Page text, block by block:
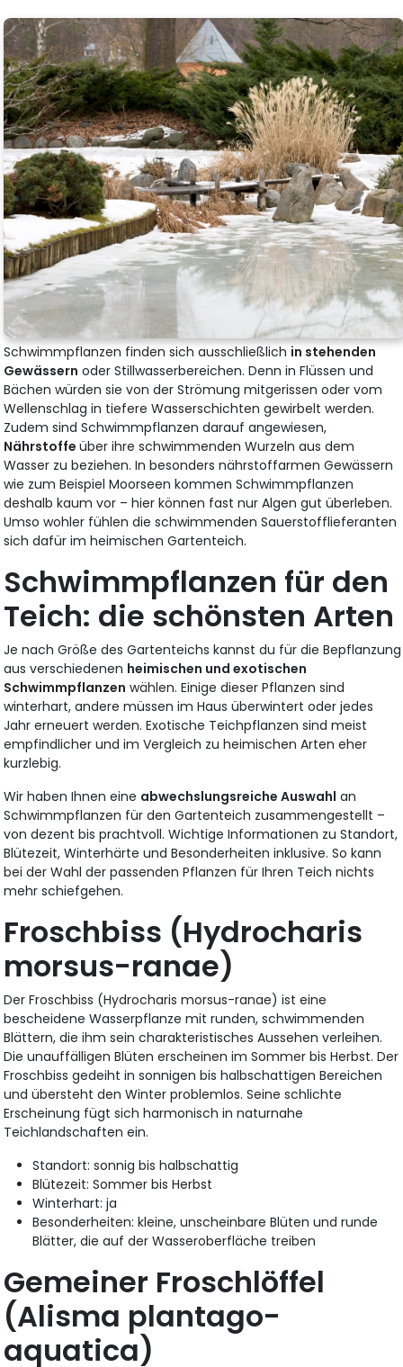
Schwimmpflanzen finden sich ausschließlich in stehenden
Gewässern oder Stillwasserbereichen. Denn in Flüssen und
Bächen würden sie von der Strömung mitgerissen oder vom
Wellenschlag in tiefere Wasserschichten gewirbelt werden.
Zudem sind Schwimmpflanzen darauf angewiesen,
Nährstoffeüber ihre schwimmenden Wurzeln aus dem
Wasser zu beziehen. In besonders nährstoffarmen Gewässern
wie zum Beispiel Moorseen kommen Schwimmpflanzen
deshalb kaum vor – hier können fast nur Algen gut überleben.
Umso wohler fühlen die schwimmenden Sauerstofflieferanten
sich dafür im heimischen Gartenteich.
Schwimmpflanzen für den
Teich: die schönsten Arten
Je nach Größe des Gartenteichs kannst du für die Bepflanzung
aus verschiedenen heimischen und exotischen
Schwimmpflanzen wählen. Einige dieser Pflanzen sind
winterhart, andere müssen im Haus überwintert oder jedes
Jahr erneuert werden. Exotische Teichpflanzen sind meist
empfindlicher und im Vergleich zu heimischen Arten eher
kurzlebig.
Wir haben Ihnen eine abwechslungsreiche Auswahl an
Schwimmpflanzen für den Gartenteich zusammengestellt –
von dezent bis prachtvoll. Wichtige Informationen zu Standort,
Blütezeit, Winterhärte und Besonderheiten inklusive. So kann
bei der Wahl der passenden Pflanzen für Ihren Teich nichts
mehr schiefgehen.
Froschbiss (Hydrocharis
morsus-ranae)
Der Froschbiss (Hydrocharis morsus-ranae) ist eine
bescheidene Wasserpflanze mit runden, schwimmenden
Blättern, die ihm sein charakteristisches Aussehen verleihen.
Die unauffälligen Blüten erscheinen im Sommer bis Herbst. Der
Froschbiss gedeiht in sonnigen bis halbschattigen Bereichen
und übersteht den Winter problemlos. Seine schlichte
Erscheinung fügt sich harmonisch in naturnahe
Teichlandschaften ein.
Standort: sonnig bis halbschattig
Blütezeit: Sommer bis Herbst
Winterhart: ja
Besonderheiten: kleine, unscheinbare Blüten und runde
Blätter, die auf der Wasseroberfläche treiben
Gemeiner Froschlöffel
(Alisma plantago-
aquatica)